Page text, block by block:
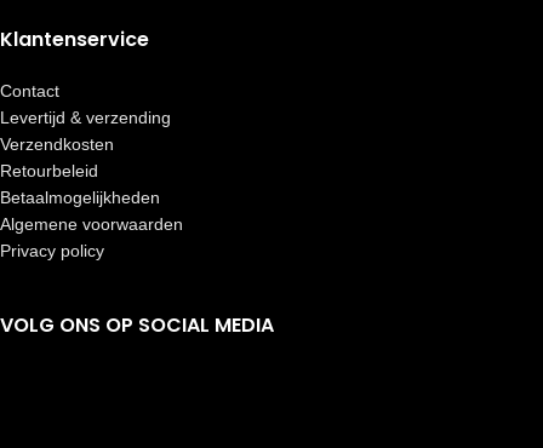
Klantenservice
Contact
Levertijd & verzending
Verzendkosten
Retourbeleid
Betaalmogelijkheden
Algemene voorwaarden
Privacy policy
VOLG ONS OP SOCIAL MEDIA